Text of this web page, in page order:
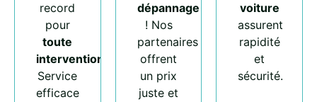
record
pour
toute
intervention
Service
efficace
dépannage
! Nos
partenaires
offrent
un prix
juste et
voiture
assurent
rapidité
et
sécurité.